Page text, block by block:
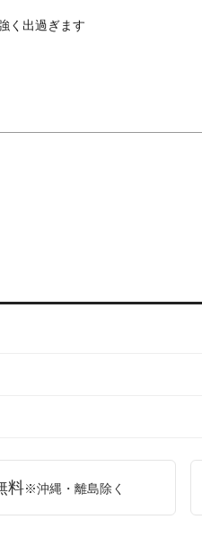
く出過ぎます
料※沖縄・離島除く